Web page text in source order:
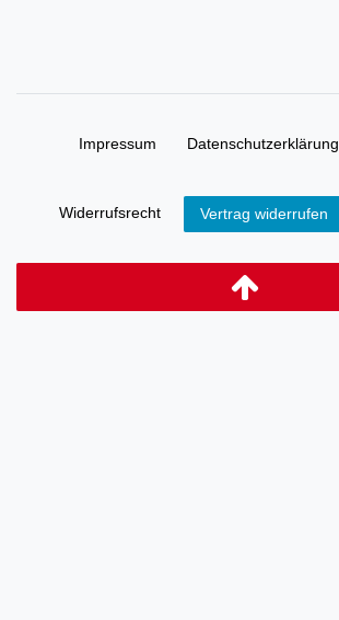
Impressum Daten­schutz­erklärung
Widerrufs­recht Vertrag widerrufen